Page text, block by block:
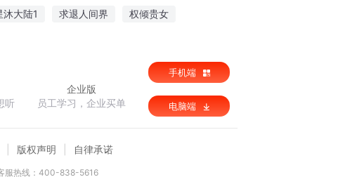
沐大陆1 求退人间界 权倾贵女
听
企业版
员工学习，企业买单
手机端
电脑端
版权声明 自律承诺
服热线：400-838-5616